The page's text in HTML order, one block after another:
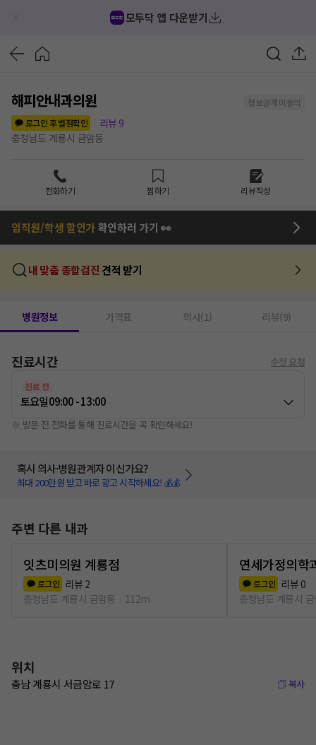
모두닥 앱 다운받기
해피안내과의원
정보공개 미동의
로그인 후 별점확인
리뷰 9
충청남도 계룡시 금암동
전화하기 찜하기 리뷰작성
임직원/학생 할인가확인하러 가기 👀
내 맞춤 종합검진 견적 받기
병원정보 가격표 의사(1) 리뷰(9)
진료시간 수정 요청
진료 전
토요일09:00 - 13:00
※ 방문 전 전화를 통해 진료시간을 꼭 확인하세요!
혹시 의사·병원관계자 이신가요?
최대 200만원 받고 바로 광고 시작하세요! 💰💰
주변 다른 내과
잇츠미의원 계룡점
로그인 리뷰 2
충청남도 계룡시 금암동
112m
연세가정의학
로그인 리뷰 0
충청남도 계룡시
위치
충남 계룡시 서금암로 17 복사